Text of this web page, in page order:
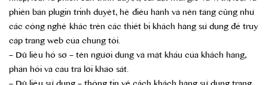
phiên bản plugin trình duyệt, hệ điều hành và nền tảng cũng như
các công nghệ khác trên các thiết bị khách hàng sử dụng để truy
cập trang web của chúng tôi.
– Dữ liệu hồ sơ – tên người dùng và mật khẩu của khách hàng,
phản hồi và câu trả lời khảo sát.